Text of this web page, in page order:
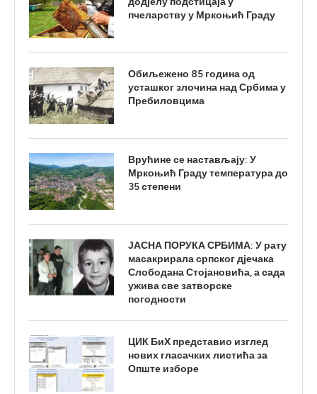
пчеларству у Мркоњић Граду
Обиљежено 85 година од
усташког злочина над Србима у
Пребиловцима
Врућине се настављају: У
Мркоњић Граду температура до
35 степени
ЈАСНА ПОРУКА СРБИМА: У рату
масакрирала српског дјечака
Слободана Стојановића, а сада
ужива све затворске
погодности
ЦИК БиХ представио изглед
нових гласачких листића за
Опште изборе